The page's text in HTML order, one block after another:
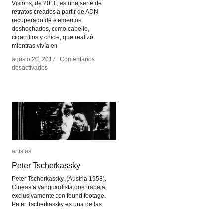
Visions, de 2018, es una serie de
retratos creados a partir de ADN
recuperado de elementos
deshechados, como cabello,
cigarrillos y chicle, que realizó
mientras vivía en
agosto 20, 2017 / Comentarios
desactivadosen
agosto 20, 2017 / Comentarios
desactivadosen
artistas
Peter Tscherkassky
Peter Tscherkassky, (Austria 1958).
Cineasta vanguardista que trabaja
exclusivamente con found footage.
Peter Tscherkassky es una de las
artistas
Peter Tscherkassky